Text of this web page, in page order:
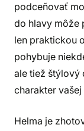
podceňovať
do hlavy môže
len praktickou
pohybuje
ale tiež štýlový
charakter
Helma je